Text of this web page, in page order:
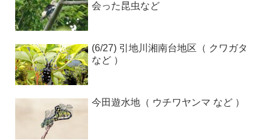
会った昆虫など
(6/27) 引地川湘南台地区（ クワガタ
など ）
今田遊水地（ ウチワヤンマ など ）